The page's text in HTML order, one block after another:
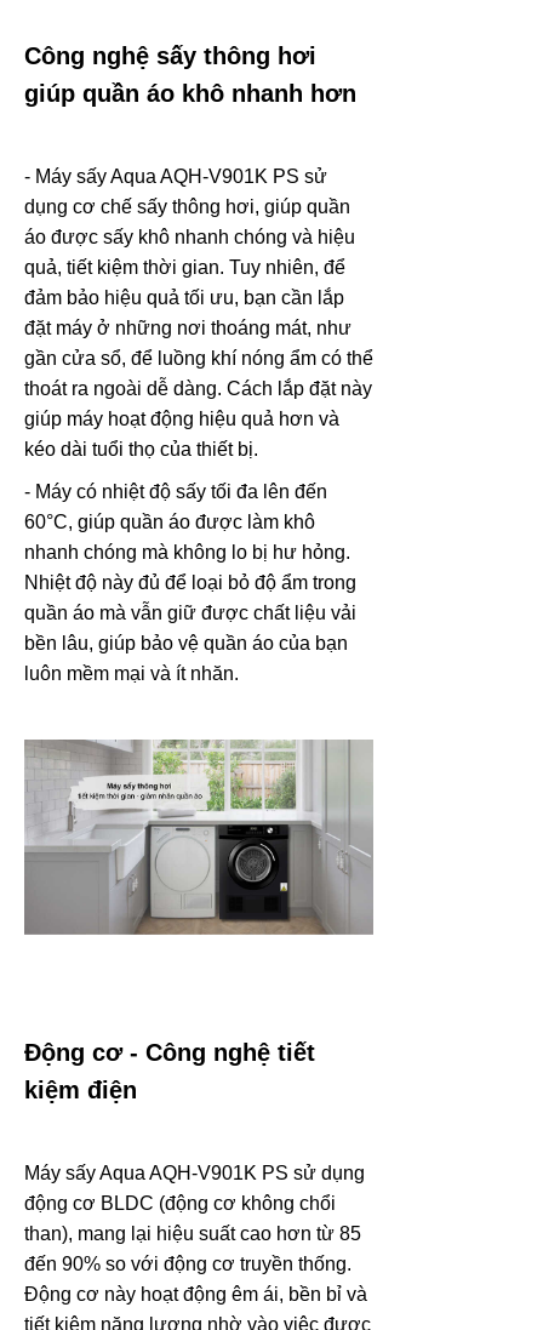
Công nghệ sấy thông hơi
giúp quần áo khô nhanh hơn
- Máy sấy Aqua AQH-V901K PS sử
dụng cơ chế sấy thông hơi, giúp quần
áo được sấy khô nhanh chóng và hiệu
quả, tiết kiệm thời gian. Tuy nhiên, để
đảm bảo hiệu quả tối ưu, bạn cần lắp
đặt máy ở những nơi thoáng mát, như
gần cửa sổ, để luồng khí nóng ẩm có thể
thoát ra ngoài dễ dàng. Cách lắp đặt này
giúp máy hoạt động hiệu quả hơn và
kéo dài tuổi thọ của thiết bị.
- Máy có nhiệt độ sấy tối đa lên đến
60°C, giúp quần áo được làm khô
nhanh chóng mà không lo bị hư hỏng.
Nhiệt độ này đủ để loại bỏ độ ẩm trong
quần áo mà vẫn giữ được chất liệu vải
bền lâu, giúp bảo vệ quần áo của bạn
luôn mềm mại và ít nhăn.
Động cơ - Công nghệ tiết
kiệm điện
Máy sấy Aqua AQH-V901K PS sử dụng
động cơ BLDC (động cơ không chổi
than), mang lại hiệu suất cao hơn từ 85
đến 90% so với động cơ truyền thống.
Động cơ này hoạt động êm ái, bền bỉ và
tiết kiệm năng lượng nhờ vào việc được